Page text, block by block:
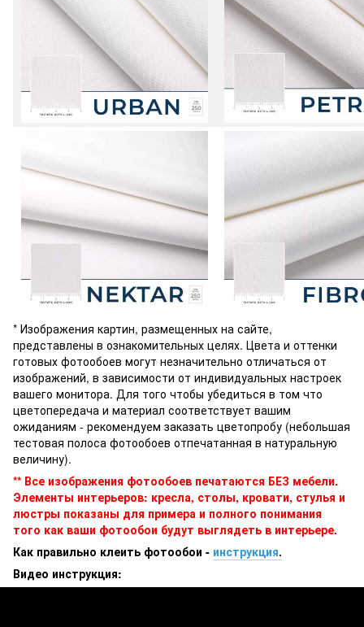
* Изображения картин, размещенных на сайте,
представлены в ознакомительных целях. Цвета и оттенки
готовых фотообоев могут незначительно отличаться от
изображений, в зависимости от индивидуальных настроек
вашего монитора. Для того чтобы убедиться в том что
цветопередача и материал соответствует вашим
ожиданиям - рекомендуем заказать цветопробу (небольшая
тестовая полоса фотообоев отпечатанная в натуральную
величину).
** Все изображения фотообоев печатаются БЕЗ мебели.
Элементы интерьеров: кресла, столы, кровати, стулья и
люстры показаны для примера и полного понимания
того как ваши фотообои будут выглядеть в интерьере.
Как правильно клеить фотообои - инструкция.
Видео инструкция: